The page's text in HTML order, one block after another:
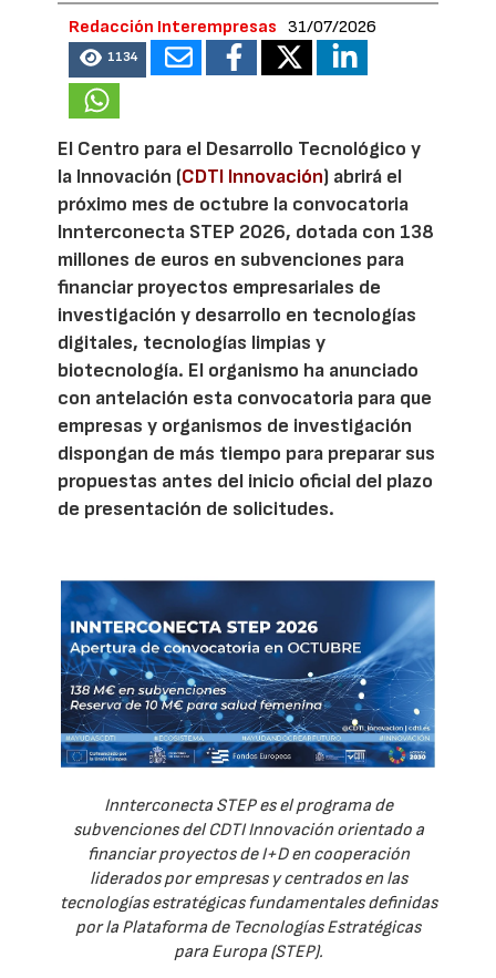
Redacción Interempresas 31/07/2026
1134
El Centro para el Desarrollo Tecnológico y
la Innovación (CDTI Innovación) abrirá el
próximo mes de octubre la convocatoria
Innterconecta STEP 2026, dotada con 138
millones de euros en subvenciones para
financiar proyectos empresariales de
investigación y desarrollo en tecnologías
digitales, tecnologías limpias y
biotecnología. El organismo ha anunciado
con antelación esta convocatoria para que
empresas y organismos de investigación
dispongan de más tiempo para preparar sus
propuestas antes del inicio oficial del plazo
de presentación de solicitudes.
Innterconecta STEP es el programa de
subvenciones del CDTI Innovación orientado a
financiar proyectos de I+D en cooperación
liderados por empresas y centrados en las
tecnologías estratégicas fundamentales definidas
por la Plataforma de Tecnologías Estratégicas
para Europa (STEP).